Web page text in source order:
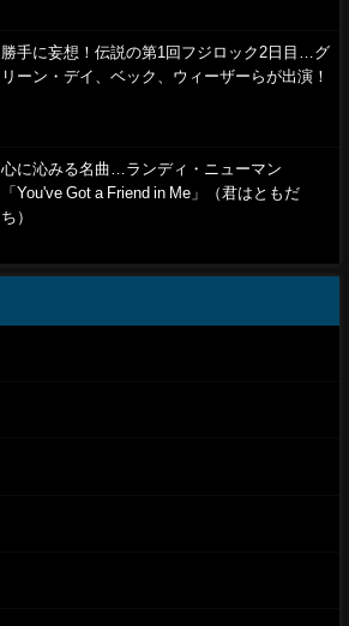
勝手に妄想！伝説の第1回フジロック2日目…グ
リーン・デイ、ベック、ウィーザーらが出演！
心に沁みる名曲…ランディ・ニューマン
「You've Got a Friend in Me」（君はともだ
ち）